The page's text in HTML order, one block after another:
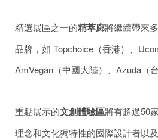
精選展區之一的精萃廊將繼續帶來
品牌，如 Topchoice（香港）、
AmVegan（中國大陸）、Azuda（台
重點展示的文創體驗區將有超過50
理念和文化獨特性的國際設計者以